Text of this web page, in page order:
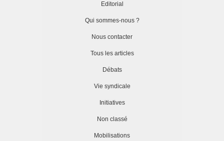
Editorial
Qui sommes-nous ?
Nous contacter
Tous les articles
Débats
Vie syndicale
Initiatives
Non classé
Mobilisations